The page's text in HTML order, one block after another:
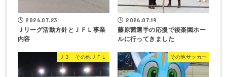
2026.07.23
Ｊリーグ活動方針とＪＦＬ事業
内容
2026.07.19
藤原茜選手の応援で後楽園ホー
ルに行ってきました
Ｊ３ その他ＪＦＬ その他サッカー